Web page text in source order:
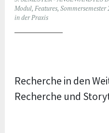
Modul, Features, Sommersemester
in der Praxis
Recherche in den
Recherche und